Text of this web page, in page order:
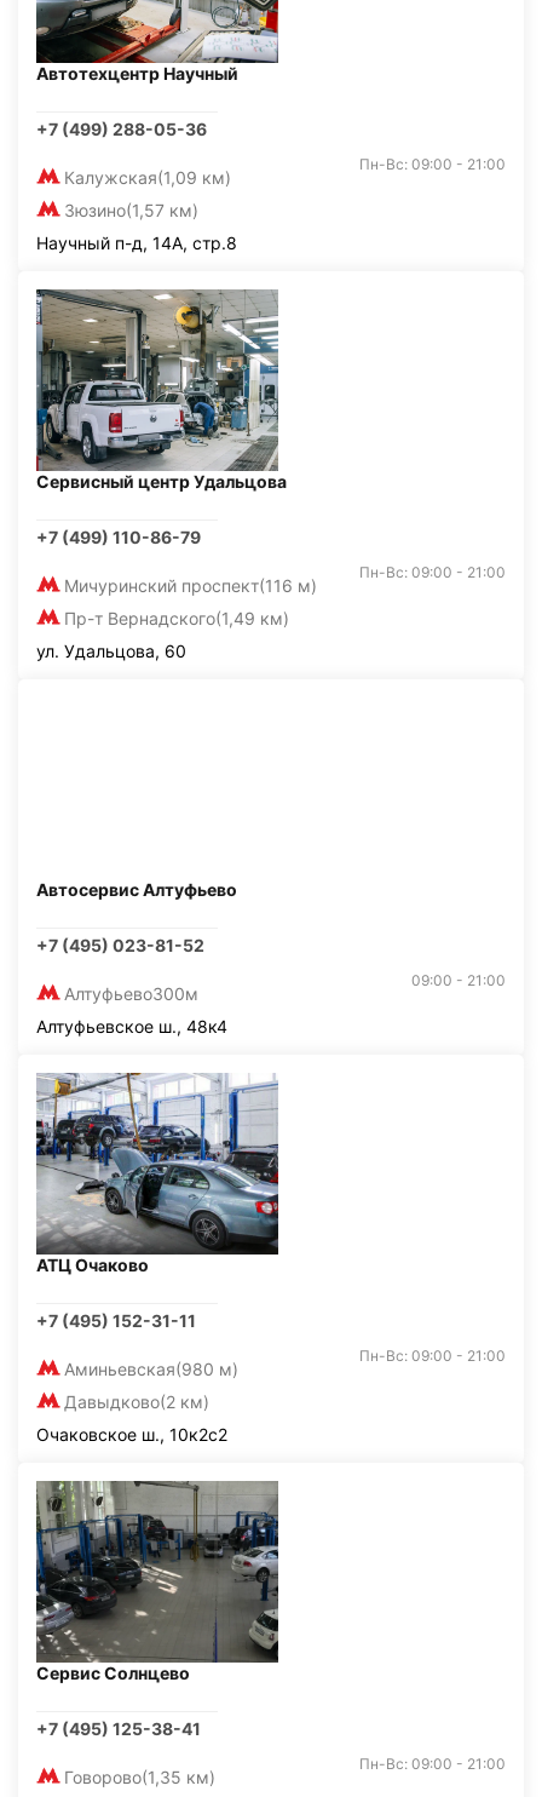
Автотехцентр Научный
+7 (499) 288-05-36
Калужская(1,09 км)
Зюзино(1,57 км)
Пн-Вс: 09:00 - 21:00
Научный п-д, 14А, стр.8
Сервисный центр Удальцова
+7 (499) 110-86-79
Мичуринский проспект(116 м)
Пр-т Вернадского(1,49 км)
Пн-Вс: 09:00 - 21:00
ул. Удальцова, 60
Автосервис Алтуфьево
+7 (495) 023-81-52
Алтуфьево300м
09:00 - 21:00
Алтуфьевское ш., 48к4
АТЦ Очаково
+7 (495) 152-31-11
Аминьевская(980 м)
Давыдково(2 км)
Пн-Вс: 09:00 - 21:00
Очаковское ш., 10к2с2
Сервис Солнцево
+7 (495) 125-38-41
Говорово(1,35 км)
Пн-Вс: 09:00 - 21:00